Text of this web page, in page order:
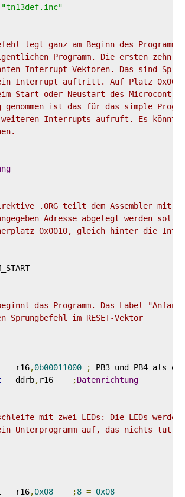
"tn13def.inc"
legt ganz am Beginn des
Programm. Die ersten zehn
Interrupt-Vektoren. Das sind
Interrupt auftritt. Auf Platz 0x0000
Start oder Neustart des
genommen ist das für das simple
Interrupts aufruft. Es könnte
.ORG teilt dem Assembler mit,
Adresse abgelegt werden
0x0010, gleich hinter die
das Programm. Das Label
Sprungbefehl im RESET-Vektor
r16,0b00011000 ;
PB3 und PB4 als
ddrb, r16 ;Datenrichtung
mit zwei LEDs: Die LEDs
Unterprogramm auf, das nichts tut
r16,0x08 ;8 = 0x08